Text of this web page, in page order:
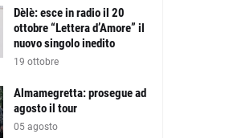
Dèlè: esce in radio il 20
ottobre “Lettera d’Amore” il
nuovo singolo inedito
19 ottobre
Almamegretta: prosegue ad
agosto il tour
05 agosto